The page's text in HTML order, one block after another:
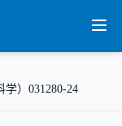
学）031280-24